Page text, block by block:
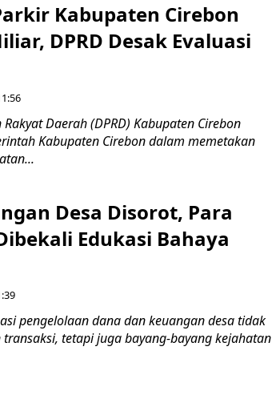
Kabupaten Cirebon
DPRD Desak Evaluasi
Daerah (DPRD) Kabupaten Cirebon
Kabupaten Cirebon dalam memetakan
Desa Disorot, Para
Edukasi Bahaya
pengelolaan dana dan keuangan desa tidak
tetapi juga bayang-bayang kejahatan